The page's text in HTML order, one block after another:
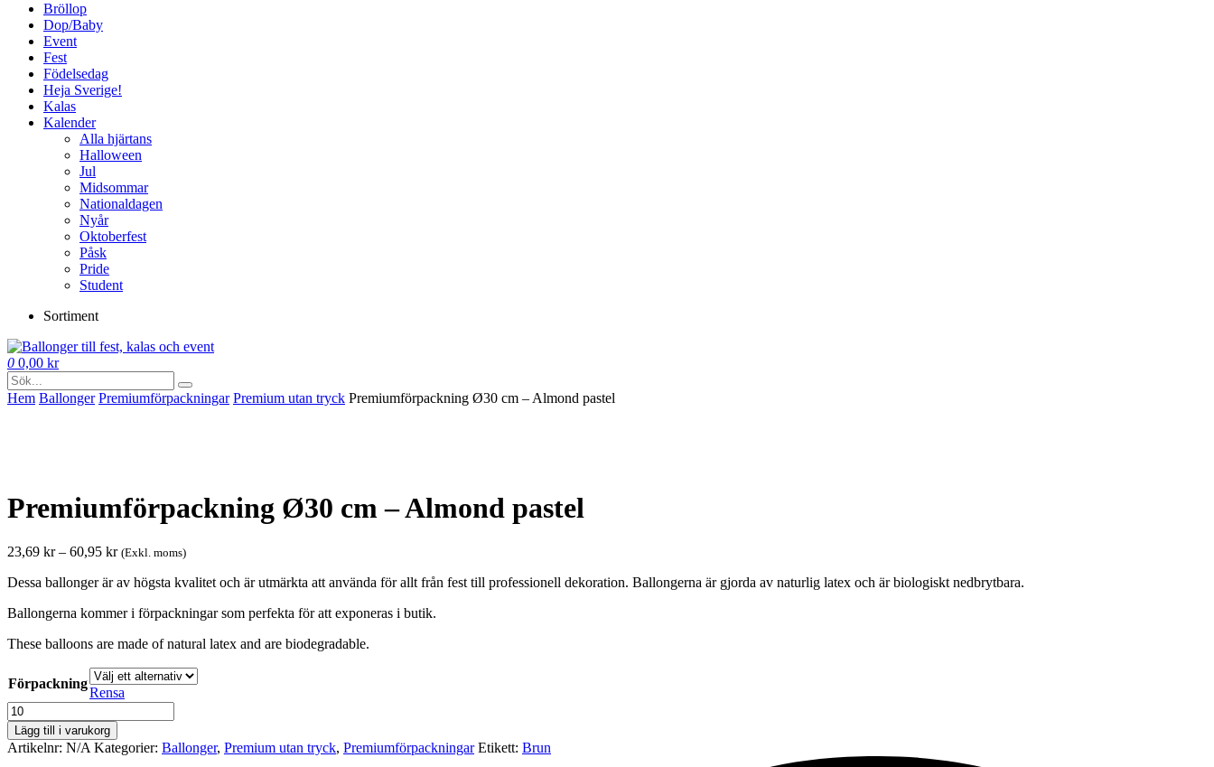
Bröllop
Dop/Baby
Event
Fest
Födelsedag
Heja Sverige!
Kalas
Kalender
Alla hjärtans
Halloween
Jul
Midsommar
Nationaldagen
Nyår
Oktoberfest
Påsk
Pride
Student
Sortiment
0 0,00 kr
Hem Ballonger Premium­förpackningar Premium utan tryck Premiumförpackning Ø30 cm – Almond pastel
Premiumförpackning Ø30 cm – Almond pastel
23,69 kr – 60,95 krPrisintervall:
till
(Exkl. moms)
Dessa ballonger är av högsta kvalitet och är utmärkta att använda för allt från fest till professionell dekoration. Ballongerna är gjorda av naturlig latex och är biologiskt nedbrytbara.
Ballongerna kommer i förpackningar som perfekta för att exponeras i butik.
These balloons are made of natural latex and are biodegradable.
Förpackning
Rensa
Premiumförpackning
Ø30
cm
-
Lägg till i varukorg
Artikelnr: N/A Kategorier: Ballonger, Premium utan tryck, Premium­förpackningar Etikett: Brun